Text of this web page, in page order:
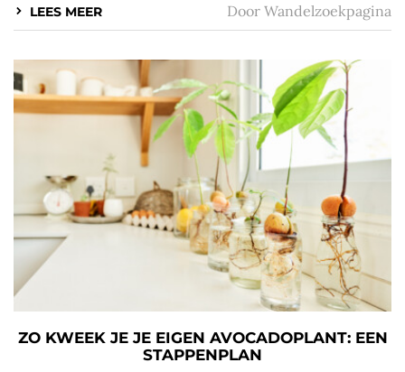
LEES MEER Door Wandelzoekpagina
ZO KWEEK JE JE EIGEN AVOCADOPLANT: EEN
STAPPENPLAN